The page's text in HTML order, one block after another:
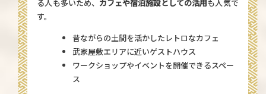
る人も多いため、 カフェや宿泊施設としての活用 も人気で
す。
昔ながらの土間を活かしたレトロなカフェ
武家屋敷エリアに近いゲストハウス
ワークショップやイベントを開催できるスペー
ス